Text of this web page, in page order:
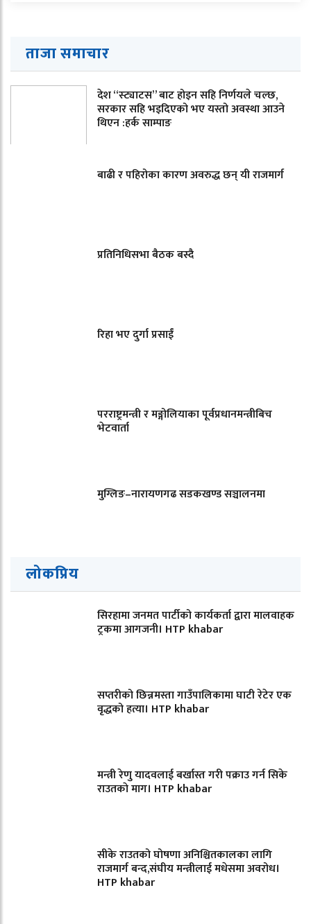
ताजा समाचार
देश “स्ट्याटस” बाट होइन सहि निर्णयले चल्छ,
सरकार सहि भइदिएको भए यस्तो अवस्था आउने
थिएन :हर्क साम्पाङ
बाढी र पहिरोका कारण अवरुद्ध छन् यी राजमार्ग
प्रतिनिधिसभा बैठक बस्दै
रिहा भए दुर्गा प्रसाईं
परराष्ट्रमन्त्री र मङ्गोलियाका पूर्वप्रधानमन्त्रीबिच
भेटवार्ता
मुग्लिङ–नारायणगढ सडकखण्ड सञ्चालनमा
लोकप्रिय
सिरहामा जनमत पार्टीको कार्यकर्ता द्वारा मालवाहक
ट्रकमा आगजनी। HTP khabar
सप्तरीको छिन्नमस्ता गाउँपालिकामा घाटी रेटेर एक
वृद्धको हत्या। HTP khabar
मन्त्री रेणु यादवलाई बर्खास्त गरी पक्राउ गर्न सिके
राउतकाे माग। HTP khabar
सीके राउतको घोषणा अनिश्चितकालका लागि
राजमार्ग बन्द,संघीय मन्त्रीलाई मधेसमा अवरोध।
HTP khabar